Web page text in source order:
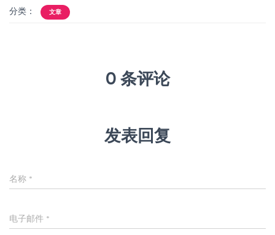
分类： 文章
0 条评论
发表回复
名称 *
电子邮件 *